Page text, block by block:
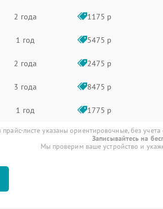
2 года 1175 р
1 год 5475 р
2 года 2475 р
3 года 8475 р
1 год 1775 р
листе указаны ориентировочные, без учета
Записывайтесь на
Мы проверим ваше устройство и